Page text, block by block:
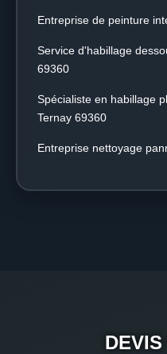
Entreprise de peinture
Service d'habillage
69360
Spécialiste en habillage
Ternay 69360
Entreprise nettoyage
DEVIS